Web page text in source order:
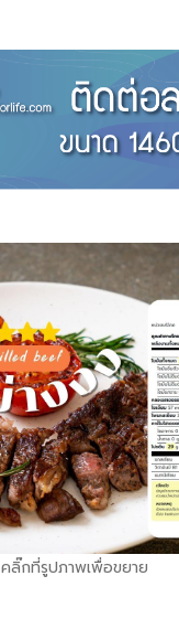
คลิ๊กที่รูปภาพเพื่อขยาย